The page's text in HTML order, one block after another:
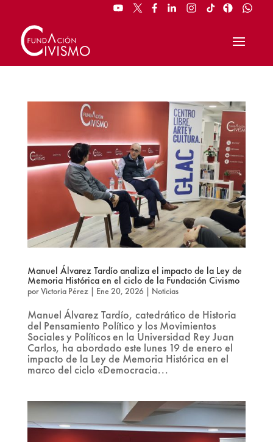
Manuel Álvarez Tardío analiza el impacto de la Ley de
Memoria Histórica en el ciclo de la Fundación Civismo
porVictoria Pérez| Ene 20, 2026| Noticias
Manuel Álvarez Tardío, catedrático de Historia
del Pensamiento Político y los Movimientos
Sociales y Políticos en la Universidad Rey Juan
Carlos, ha abordado este lunes 19 de enero el
impacto de la Ley de Memoria Histórica en el
marco del ciclo «Democracia...